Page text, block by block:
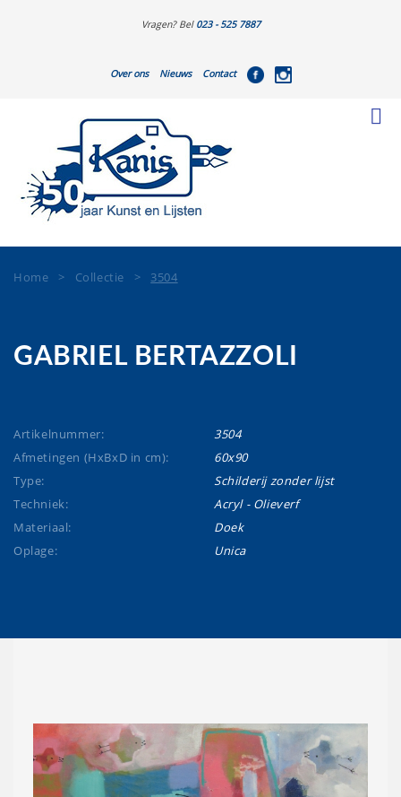
Vragen? Bel 023 - 525 7887
Over ons Nieuws Contact
Home > Collectie > 3504
GABRIEL BERTAZZOLI
Artikelnummer:
3504
Afmetingen (HxBxD in cm):
60x90
Type:
Schilderij zonder lijst
Techniek:
Acryl - Olieverf
Materiaal:
Doek
Oplage:
Unica